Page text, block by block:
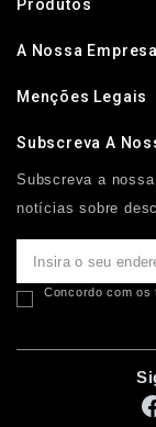
Produtos
A Nossa Empresa
Menções Legais
Subscreva A
Subscreva a
notícias sobre
Concordo com os